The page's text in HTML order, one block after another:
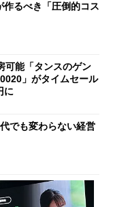
るべき「圧倒的コス
可能「タンスのゲン
」がタイムセール
に
でも変わらない経営